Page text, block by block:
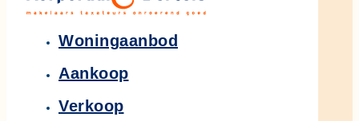
Woningaanbod
Aankoop
Verkoop